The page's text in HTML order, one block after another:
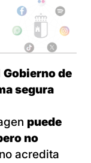
Gobierno de
segura
puede
no
acredita